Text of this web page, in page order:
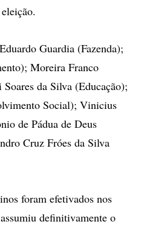
Guardia (Fazenda);
Moreira Franco
da Silva (Educação);
Social); Vinicius
de Pádua de Deus
Cruz Fróes da Silva
foram efetivados nos
definitivamente o